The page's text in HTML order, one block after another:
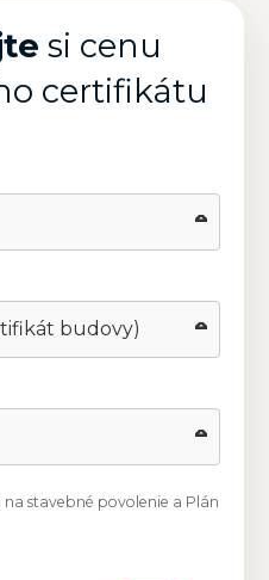
si cenu
certifikátu
stavebné povolenie a Plán